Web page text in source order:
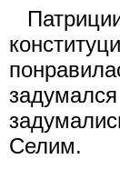
Селим.